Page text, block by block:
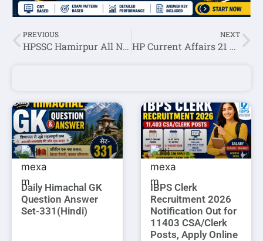
PREVIOUS
HPSSC Hamirpur All Notifications:- 20 December 2022
NEXT
HP Current Affairs 21 December 2022
Daily Himachal GK
Question Answer
Set-331(Hindi)
IBPS Clerk
Recruitment 2026
Notification Out for
11403 CSA/Clerk
Posts, Apply Online